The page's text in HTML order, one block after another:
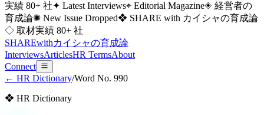
実績 80+ 社✦ Latest Interviews⌖ Editorial Magazine◈ 経営者の
育成論✺ New Issue Dropped❖ SHARE with カイシャの育成論
◇ 取材実績 80+ 社
SHAREwithカイシャの育成論
InterviewsArticlesHR TermsAbout
Connect
← HR Dictionary/Word No. 990
❖ HR Dictionary